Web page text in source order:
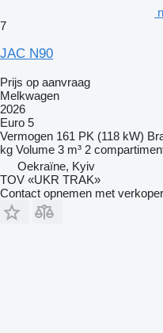
7
JAC N90
Prijs op aanvraag
Melkwagen
2026
Euro 5
Vermogen 161 PK (118 kW)
kg Volume 3 m³ 2
Oekraïne, Kyiv
TOV «UKR TRAK»
Contact opnemen met verkoper